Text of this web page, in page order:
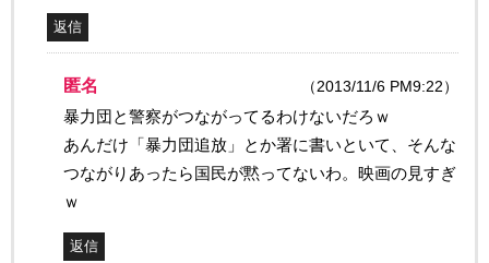
返信
匿名 （2013/11/6 PM9:22）
暴力団と警察がつながってるわけないだろｗ
あんだけ「暴力団追放」とか署に書いといて、そんな
つながりあったら国民が黙ってないわ。映画の見すぎ
ｗ
返信